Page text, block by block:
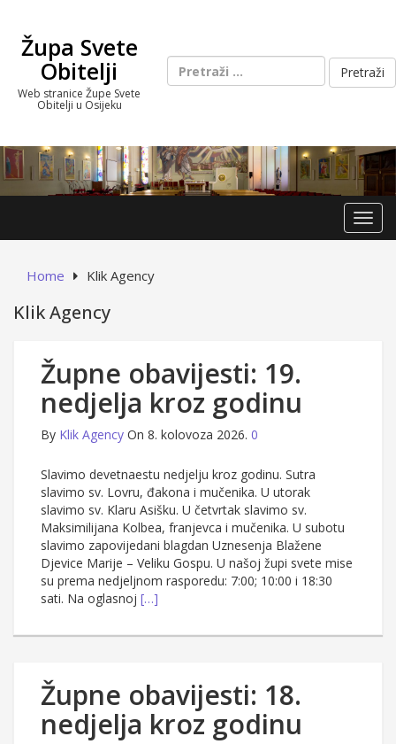
contentŽupa Svete
Obitelji
Web stranice Župe Svete
Obitelji u Osijeku
Pretraži:
Home Klik Agency
Klik Agency
Župne obavijesti: 19.
nedjelja kroz godinu
By Klik Agency On 8. kolovoza 2026. 0
Slavimo devetnaestu nedjelju kroz godinu. Sutra
slavimo sv. Lovru, đakona i mučenika. U utorak
slavimo sv. Klaru Asišku. U četvrtak slavimo sv.
Maksimilijana Kolbea, franjevca i mučenika. U subotu
slavimo zapovijedani blagdan Uznesenja Blažene
Djevice Marije – Veliku Gospu. U našoj župi svete mise
su prema nedjeljnom rasporedu: 7:00; 10:00 i 18:30
sati. Na oglasnoj […]
Župne obavijesti: 18.
nedjelja kroz godinu